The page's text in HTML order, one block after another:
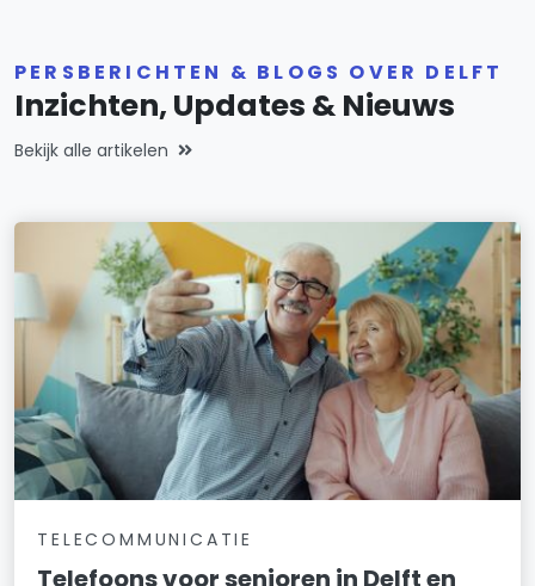
PERSBERICHTEN & BLOGS OVER DELFT
Inzichten, Updates & Nieuws
Bekijk alle artikelen
TELECOMMUNICATIE
Telefoons voor senioren in Delft en